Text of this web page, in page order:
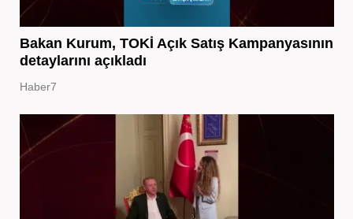
Bakan Kurum, TOKİ Açık Satış Kampanyasının
detaylarını açıkladı
Haber7